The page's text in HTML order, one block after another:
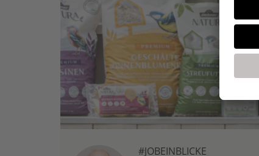
#JOBEINBLICKE